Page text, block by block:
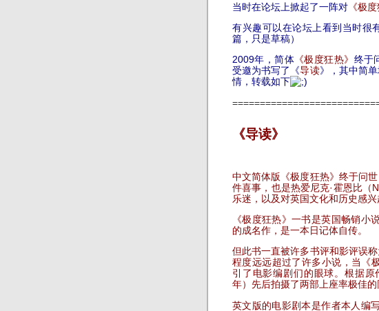
当时在论坛上掀起了一阵对 《极
有兴趣可以在论坛上看到当时很
篇，只是草稿）
2009年，简体 《极度狂热》 终于
受邀为书写了《导读》，其中简
情，转载如下
《导读》
中文简体版《极度狂热》终于问
件喜事，也是热爱尼克·霍恩比（
乐迷，以及对英国文化和历史感兴
《极度狂热》一书是英国畅销小
的成名作，是一本日记体自传。
但此书一直被许多书评和影评误
程度远远超过了许多小说，当《
引了电影编剧们的眼球。根据
年）先后拍摄了两部上座率极佳的
英文版的电影剧本是作者本人编